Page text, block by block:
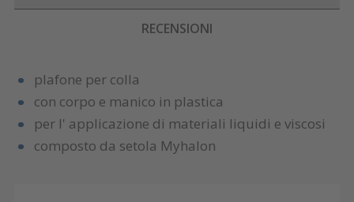
RECENSIONI
plafone per colla
con corpo e manico in plastica
per l' applicazione di materiali liquidi e viscosi
composto da setola Myhalon